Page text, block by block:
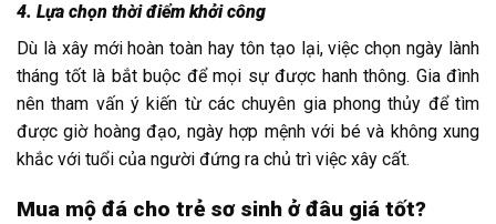
4. Lựa chọn thời điểm khởi công
Dù là xây mới hoàn toàn hay tôn tạo lại, việc chọn ngày lành
tháng tốt là bắt buộc để mọi sự được hanh thông. Gia đình
nên tham vấn ý kiến từ các chuyên gia phong thủy để tìm
được giờ hoàng đạo, ngày hợp mệnh với bé và không xung
khắc với tuổi của người đứng ra chủ trì việc xây cất.
Mua mộ đá cho trẻ sơ sinh ở đâu giá tốt?